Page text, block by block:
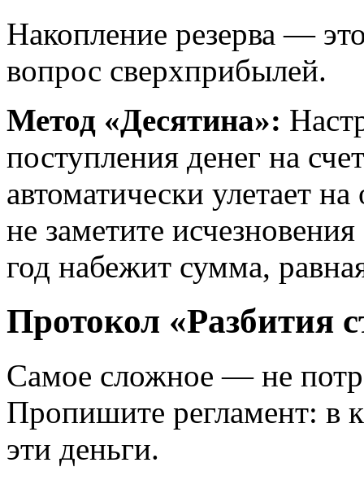
Накопление резерва —
вопрос сверхприбылей.
Метод «Десятина»:
поступления денег на
автоматически улетает
не заметите
год набежит сумма,
Протокол «Разбития
Самое сложное — не
Пропишите регламент: в
эти деньги.